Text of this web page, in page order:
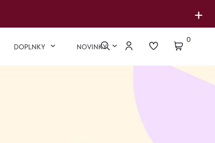
+
DOPLNKY NOVINKY
0